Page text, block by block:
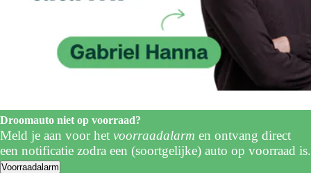
Droomauto niet op voorraad?
Meld je aan voor het voorraadalarm en ontvang direct
een notificatie zodra een (soortgelijke) auto op voorraad is.
Voorraadalarm